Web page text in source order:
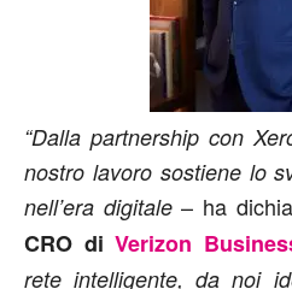
“Dalla partnership con
nostro lavoro sostiene lo
nell’era digitale– ha
CRO diVerizon
rete intelligente, da noi